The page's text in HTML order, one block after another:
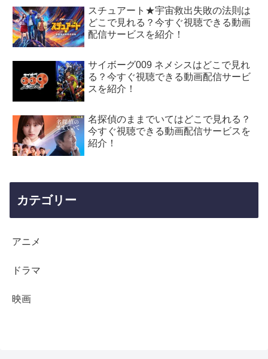
スチュアート★宇宙救出失敗の法則は
どこで見れる？今すぐ視聴できる動画
配信サービスを紹介！
サイボーグ009 ネメシスはどこで見れ
る？今すぐ視聴できる動画配信サービ
スを紹介！
名探偵のままでいてはどこで見れる？
今すぐ視聴できる動画配信サービスを
紹介！
カテゴリー
アニメ
ドラマ
映画